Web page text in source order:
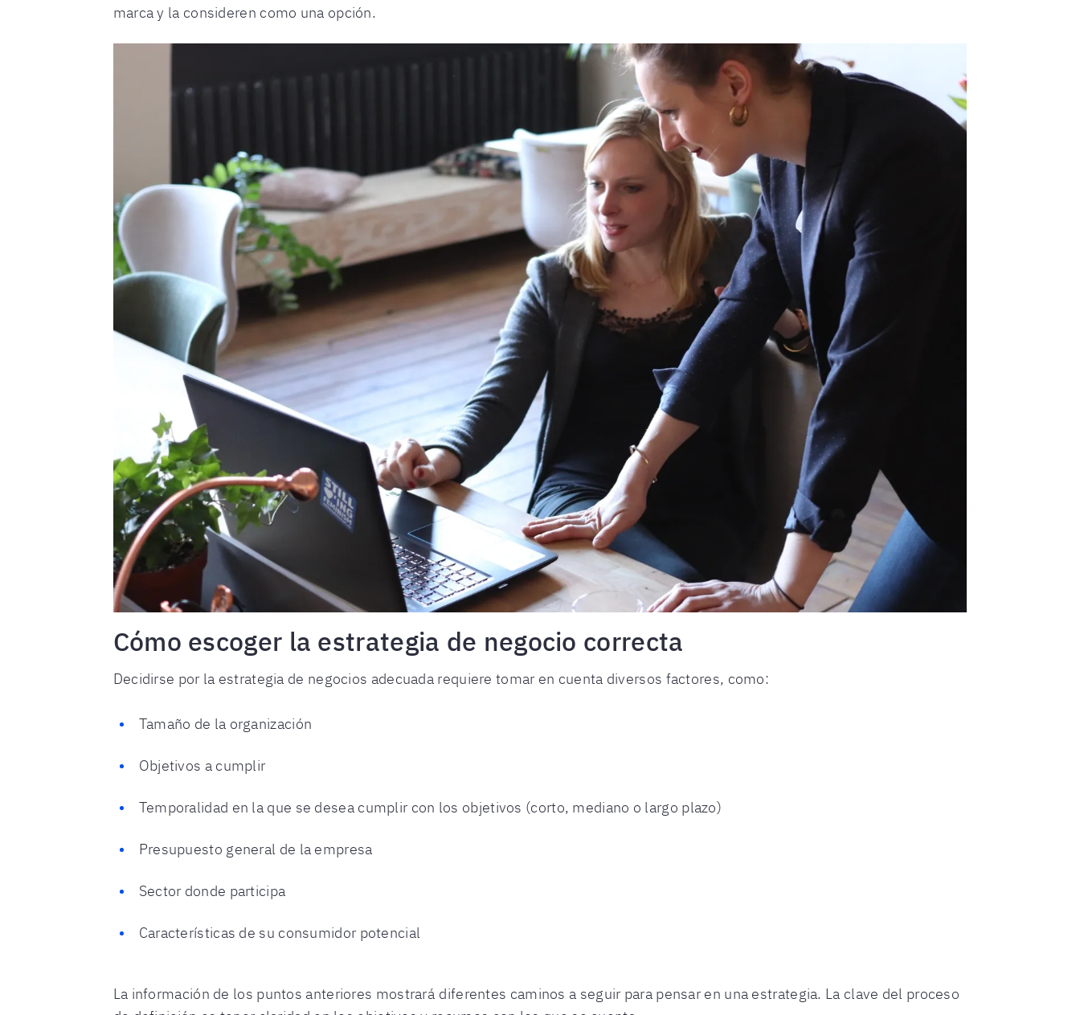
marca y la consideren como una opción.
Cómo escoger la estrategia de negocio correcta
Decidirse por la estrategia de negocios adecuada requiere tomar en cuenta diversos factores, como:
Tamaño de la organización
Objetivos a cumplir
Temporalidad en la que se desea cumplir con los objetivos (corto, mediano o largo plazo)
Presupuesto general de la empresa
Sector donde participa
Características de su consumidor potencial
La información de los puntos anteriores mostrará diferentes caminos a seguir para pensar en una estrategia. La clave del proceso